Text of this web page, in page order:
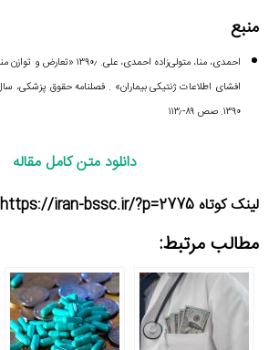
منبع
احمدی، منا، متولی‌زاده احمدی،
افشای اطلاعات ژنتیکی بیماران» . فصلنامه حقوق پزشکی،
۱۳۹۰. صص ۸۹-۱۱۳٫
دانلود متن کامل مقاله
لینک کوتاه https://iran-bssc.ir/?p=2775
مطالب مرتبط: